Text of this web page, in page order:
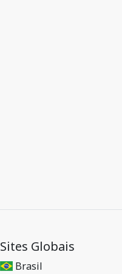
Sites Globais
Brasil